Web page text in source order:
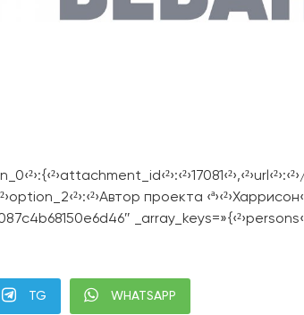
проекта
TG WHATSAPP